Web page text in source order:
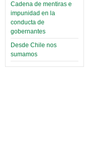
Cadena de mentiras e
impunidad en la
conducta de
gobernantes
Desde Chile nos
sumamos